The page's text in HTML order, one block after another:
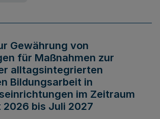
Gewährung von
für Maßnahmen zur
alltagsintegrierten
Bildungsarbeit in
im Zeitraum
bis Juli 2027